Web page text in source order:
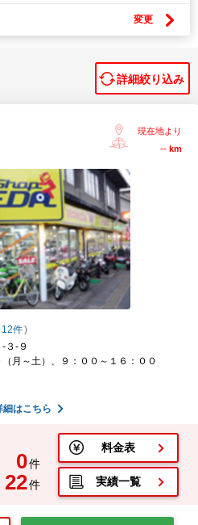
変更
詳細絞り込み
現在地より
-- km
12件)
３-９
月～土）、９：００～１６：００
細はこちら
0件
22件
料金表
実績一覧